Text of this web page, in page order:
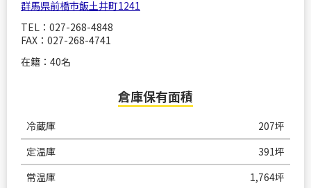
群馬県前橋市飯土井町1241
TEL：027-268-4848
FAX：027-268-4741
在籍：40名
倉庫保有面積
冷蔵庫
207坪
定温庫
391坪
常温庫
1,764坪